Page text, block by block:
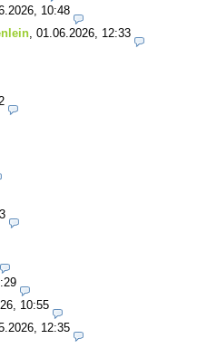
10:48
01.06.2026, 12:33
10:55
12:35